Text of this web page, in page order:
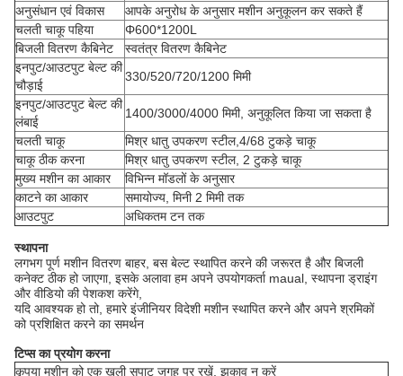
अनुसंधान एवं विकास
आपके अनुरोध के अनुसार मशीन अनुकूलन कर सकते हैं
चलती चाकू पहिया
Φ600*1200L
बिजली वितरण कैबिनेट
स्वतंत्र वितरण कैबिनेट
इनपुट/आउटपुट बेल्ट की
चौड़ाई
330/520/720/1200 मिमी
इनपुट/आउटपुट बेल्ट की
लंबाई
1400/3000/4000 मिमी, अनुकूलित किया जा सकता है
चलती चाकू
मिश्र धातु उपकरण स्टील,4/68 टुकड़े चाकू
चाकू ठीक करना
मिश्र धातु उपकरण स्टील, 2 टुकड़े चाकू
मुख्य मशीन का आकार
विभिन्न मॉडलों के अनुसार
काटने का आकार
समायोज्य, मिनी 2 मिमी तक
आउटपुट
अधिकतम टन तक
स्थापना
लगभग पूर्ण मशीन वितरण बाहर, बस बेल्ट स्थापित करने की जरूरत है और बिजली
कनेक्ट ठीक हो जाएगा, इसके अलावा हम अपने उपयोगकर्ता maual, स्थापना ड्राइंग
और वीडियो की पेशकश करेंगे,
यदि आवश्यक हो तो, हमारे इंजीनियर विदेशी मशीन स्थापित करने और अपने श्रमिकों
को प्रशिक्षित करने का समर्थन
टिप्स का प्रयोग करना
कृपया मशीन को एक खुली सपाट जगह पर रखें, झुकाव न करें